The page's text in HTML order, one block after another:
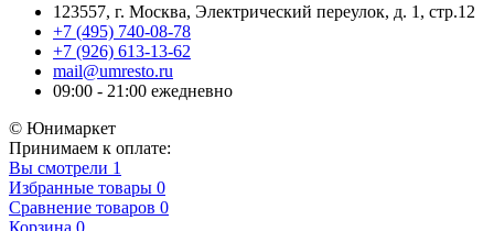
123557, г. Москва, Электрический переулок, д. 1, стр.12
+7 (495) 740-08-78
+7 (926) 613-13-62
mail@umresto.ru
09:00 - 21:00 ежедневно
© Юнимаркет
Принимаем к оплате:
Вы смотрели 1
Избранные товары 0
Сравнение товаров 0
Корзина 0